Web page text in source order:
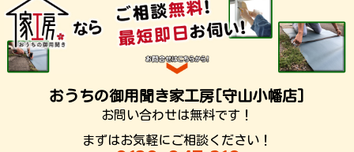
おうちの御用聞き家工房[守山小幡店]
お問い合わせは無料です！
まずはお気軽にご相談ください！